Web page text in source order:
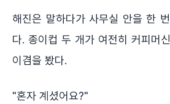
해진은 말하다가 사무실 안을 한
다. 종이컵 두 개가 여전히 커피머
이겸을 봤다.
"혼자 계셨어요?"